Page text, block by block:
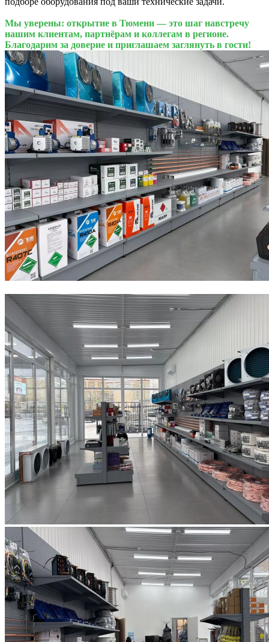
Мы уверены: открытие в Тюмени — это шаг навстречу
нашим клиентам, партнёрам и коллегам в регионе.
Благодарим за доверие и приглашаем заглянуть в гости!